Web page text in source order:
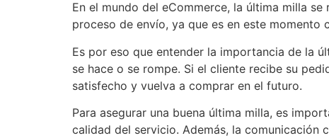
En el mundo del eCommerce, la última milla
proceso de envío, ya que es en este
Es por eso que entender la importancia de la
se hace o se rompe. Si el cliente recibe su
satisfecho y vuelva a comprar en el futuro.
Para asegurar una buena última milla, es
calidad del servicio. Además, la comunicación